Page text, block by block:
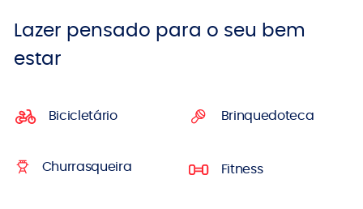
Lazer pensado para o seu bem
estar
Bicicletário Brinquedoteca
Churrasqueira Fitness